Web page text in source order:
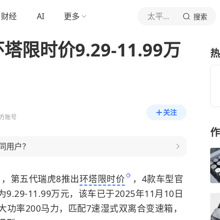
财经 AI 更多 太平洋汽车网 搜索
限时价9.29-11.99万
账号
关注
用户？
第五代瑞虎8推出环塔限时价
，4款车型官
9.29-11.99万元，该车已于2025年11月10日
率200马力，匹配7速湿式双离合变速箱，